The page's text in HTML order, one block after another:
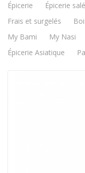
Épicerie Épicerie
Frais et surgelés
My Bami
My Nasi
Épicerie Asiatique